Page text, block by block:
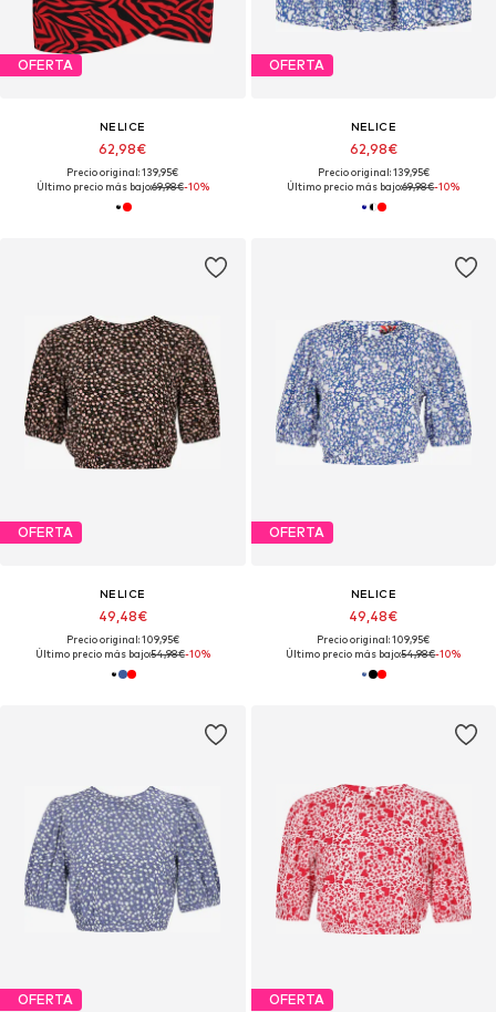
OFERTA
NELICE
62,98€
Precio original: 139,95€
Último precio más bajo:69,98€-10%
OFERTA
NELICE
62,98€
Precio original: 139,95€
Último precio más bajo:69,98€-10%
OFERTA
NELICE
49,48€
Precio original: 109,95€
Último precio más bajo:54,98€-10%
OFERTA
NELICE
49,48€
Precio original: 109,95€
Último precio más bajo:54,98€-10%
OFERTA OFERTA